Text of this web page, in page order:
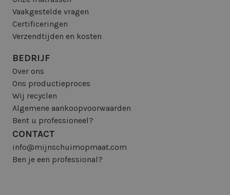
Vaakgestelde vragen
Certificeringen
Verzendtijden en kosten
BEDRIJF
Over ons
Ons productieproces
Wij recyclen
Algemene aankoopvoorwaarden
Bent u professioneel?
CONTACT
info@mijnschuimopmaat.com
Ben je een professional?